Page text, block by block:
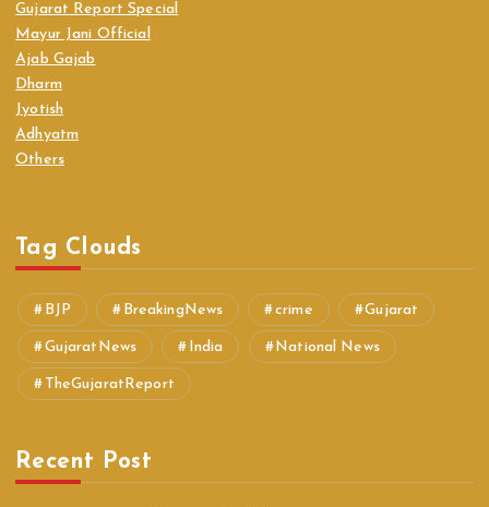
Gujarat Report Special
Mayur Jani Official
Ajab Gajab
Dharm
Jyotish
Adhyatm
Others
Tag Clouds
BJP BreakingNews crime Gujarat
GujaratNews India National News
TheGujaratReport
Recent Post